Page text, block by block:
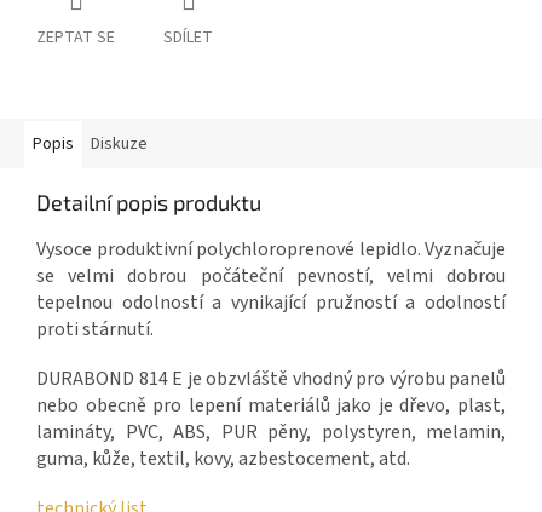
ZEPTAT SE SDÍLET
Popis Diskuze
Detailní popis produktu
Vysoce produktivní polychloroprenové lepidlo. Vyznačuje
se velmi dobrou počáteční pevností, velmi dobrou
tepelnou odolností a vynikající pružností a odolností
proti stárnutí.
DURABOND 814 E je obzvláště vhodný pro výrobu panelů
nebo obecně pro lepení materiálů jako je dřevo, plast,
lamináty, PVC, ABS, PUR pěny, polystyren, melamin,
guma, kůže, textil, kovy, azbestocement, atd.